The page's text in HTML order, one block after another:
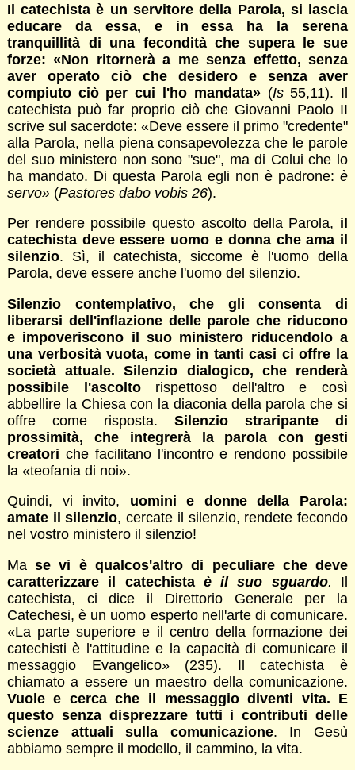
Il catechista è un servitore della Parola, si lascia
educare da essa, e in essa ha la serena
tranquillità di una fecondità che supera le sue
forze: «Non ritornerà a me senza effetto, senza
aver operato ciò che desidero e senza aver
compiuto ciò per cui l'ho mandata»(Is55,11). Il
catechista può far proprio ciò che Giovanni Paolo II
scrive sul sacerdote: «Deve essere il primo "credente"
alla Parola, nella piena consapevolezza che le parole
del suo ministero non sono "sue", ma di Colui che lo
ha mandato. Di questa Parola egli non è padrone:è
servo»(Pastores dabo vobis 26).
Per rendere possibile questo ascolto della Parola, il
catechista deve essere uomo e donna che ama il
silenzio. Sì, il catechista, siccome è l'uomo della
Parola, deve essere anche l'uomo del silenzio.
Silenzio contemplativo, che gli consenta di
liberarsi dell'inflazione delle parole che riducono
e impoveriscono il suo ministero riducendolo a
una verbosità vuota, come in tanti casi ci offre la
società attuale. Silenzio dialogico, che renderà
possibile l'ascoltorispettoso dell'altro e così
abbellire la Chiesa con la diaconia della parola che si
offre come risposta.Silenzio straripante di
prossimità, che integrerà la parola con gesti
creatori che facilitano l'incontro e rendono possibile
la «teofania di noi».
Quindi, vi invito, uomini e donne della Parola:
amate il silenzio, cercate il silenzio, rendete fecondo
nel vostro ministero il silenzio!
Mase vi è qualcos'altro di peculiare che deve
caratterizzare il catechista è il suo sguardo. Il
catechista, ci dice il Direttorio Generale per la
Catechesi, è un uomo esperto nell'arte di comunicare.
«La parte superiore e il centro della formazione dei
catechisti è l'attitudine e la capacità di comunicare il
messaggio Evangelico» (235). Il catechista è
chiamato a essere un maestro della comunicazione.
Vuole e cerca che il messaggio diventi vita. E
questo senza disprezzare tutti i contributi delle
scienze attuali sulla comunicazione. In Gesù
abbiamo sempre il modello, il cammino, la vita.